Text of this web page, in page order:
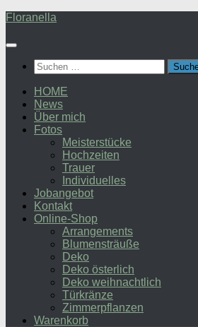
Zum
springen
Floranella
Suchen
nach:
HOME
News
Über mich
Fotos
Meisterstücke
Hochzeiten
Trauer
Individuelles
Jobangebot
Kontakt
Online-Shop
Arrangements
Blumensträuße
Deko
Deko österlich
Deko weihnachtlich
Türkränze
Zimmerpflanzen
Warenkorb